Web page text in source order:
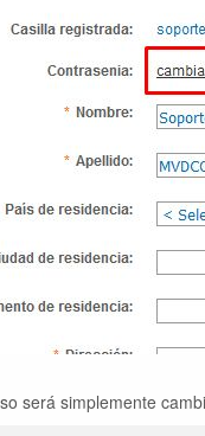
será simplemente